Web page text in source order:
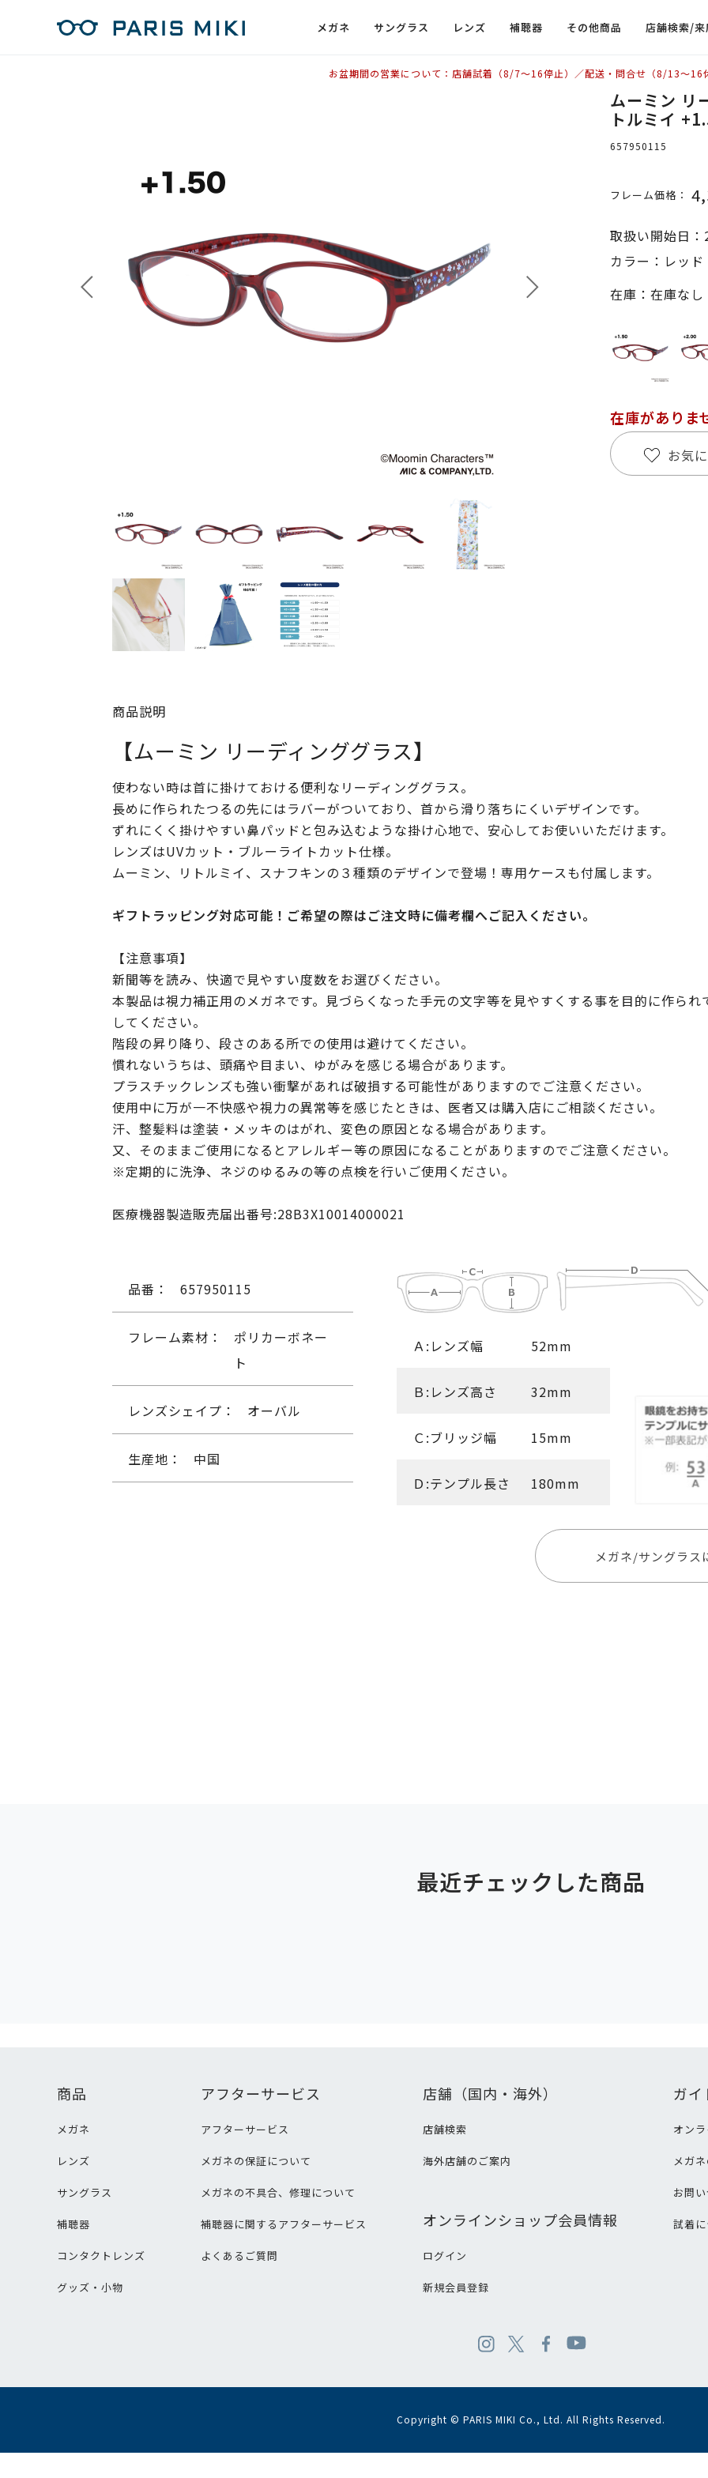
メガネ サングラス レンズ 補聴器 その他商品 店舗検索/
お盆期間の営業について：店舗試着（8/7〜16停止）／配送・問合せ（8/13〜16
ムーミン リ
トルミイ
657950115
フレーム価格：
取扱い開始日
カラー：レッ
在庫：在庫なし
在庫がありま
お気
商品説明
【ムーミン リーディンググラス】
使わない時は首に掛けておける便利なリーディンググラス。
長めに作られたつるの先にはラバーがついており、首から滑り落ちにくいデザインです。
ずれにくく掛けやすい鼻パッドと包み込むような掛け心地で、安心してお使いいただけます。
レンズはUVカット・ブルーライトカット仕様。
ムーミン、リトルミイ、スナフキンの３種類のデザインで登場！専用ケースも付属します。
ギフトラッピング対応可能！ご希望の際はご注文時に備考欄へご記入ください。
【注意事項】
新聞等を読み、快適で見やすい度数をお選びください。
本製品は視力補正用のメガネです。見づらくなった手元の文字等を見やすくする事を目的に作ら
してください。
階段の昇り降り、段さのある所での使用は避けてください。
慣れないうちは、頭痛や目まい、ゆがみを感じる場合があります。
プラスチックレンズも強い衝撃があれば破損する可能性がありますのでご注意ください。
使用中に万が一不快感や視力の異常等を感じたときは、医者又は購入店にご相談ください。
汗、整髪料は塗装・メッキのはがれ、変色の原因となる場合があります。
又、そのままご使用になるとアレルギー等の原因になることがありますのでご注意ください。
※定期的に洗浄、ネジのゆるみの等の点検を行いご使用ください。
医療機器製造販売届出番号:28B3X10014000021
品番： 657950115
フレーム素材：
ポリカーボネー
ト
レンズシェイプ： オーバル
生産地： 中国
Ａ:レンズ幅 52mm
Ｂ:レンズ高さ 32mm
Ｃ:ブリッジ幅 15mm
Ｄ:テンプル長さ 180mm
メガネ/サングラス
最近チェックした商品
商品
メガネ
レンズ
サングラス
補聴器
コンタクトレンズ
グッズ・小物
アフターサービス
アフターサービス
メガネの保証について
メガネの不具合、修理について
補聴器に関するアフターサービス
よくあるご質問
店舗（国内・海外）
店舗検索
海外店舗のご案内
オンラインショップ会員情報
ログイン
新規会員登録
ガイ
オン
メガ
お問
試着
Copyright © PARIS MIKI Co., Ltd. All Rights Reserved.